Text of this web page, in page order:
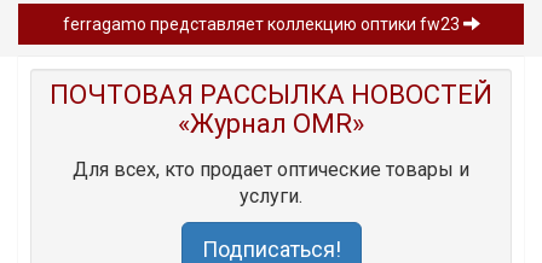
ferragamo представляет коллекцию оптики fw23
ПОЧТОВАЯ РАССЫЛКА НОВОСТЕЙ
«Журнал OMR»
Для всех, кто продает оптические товары и
услуги.
Подписаться!